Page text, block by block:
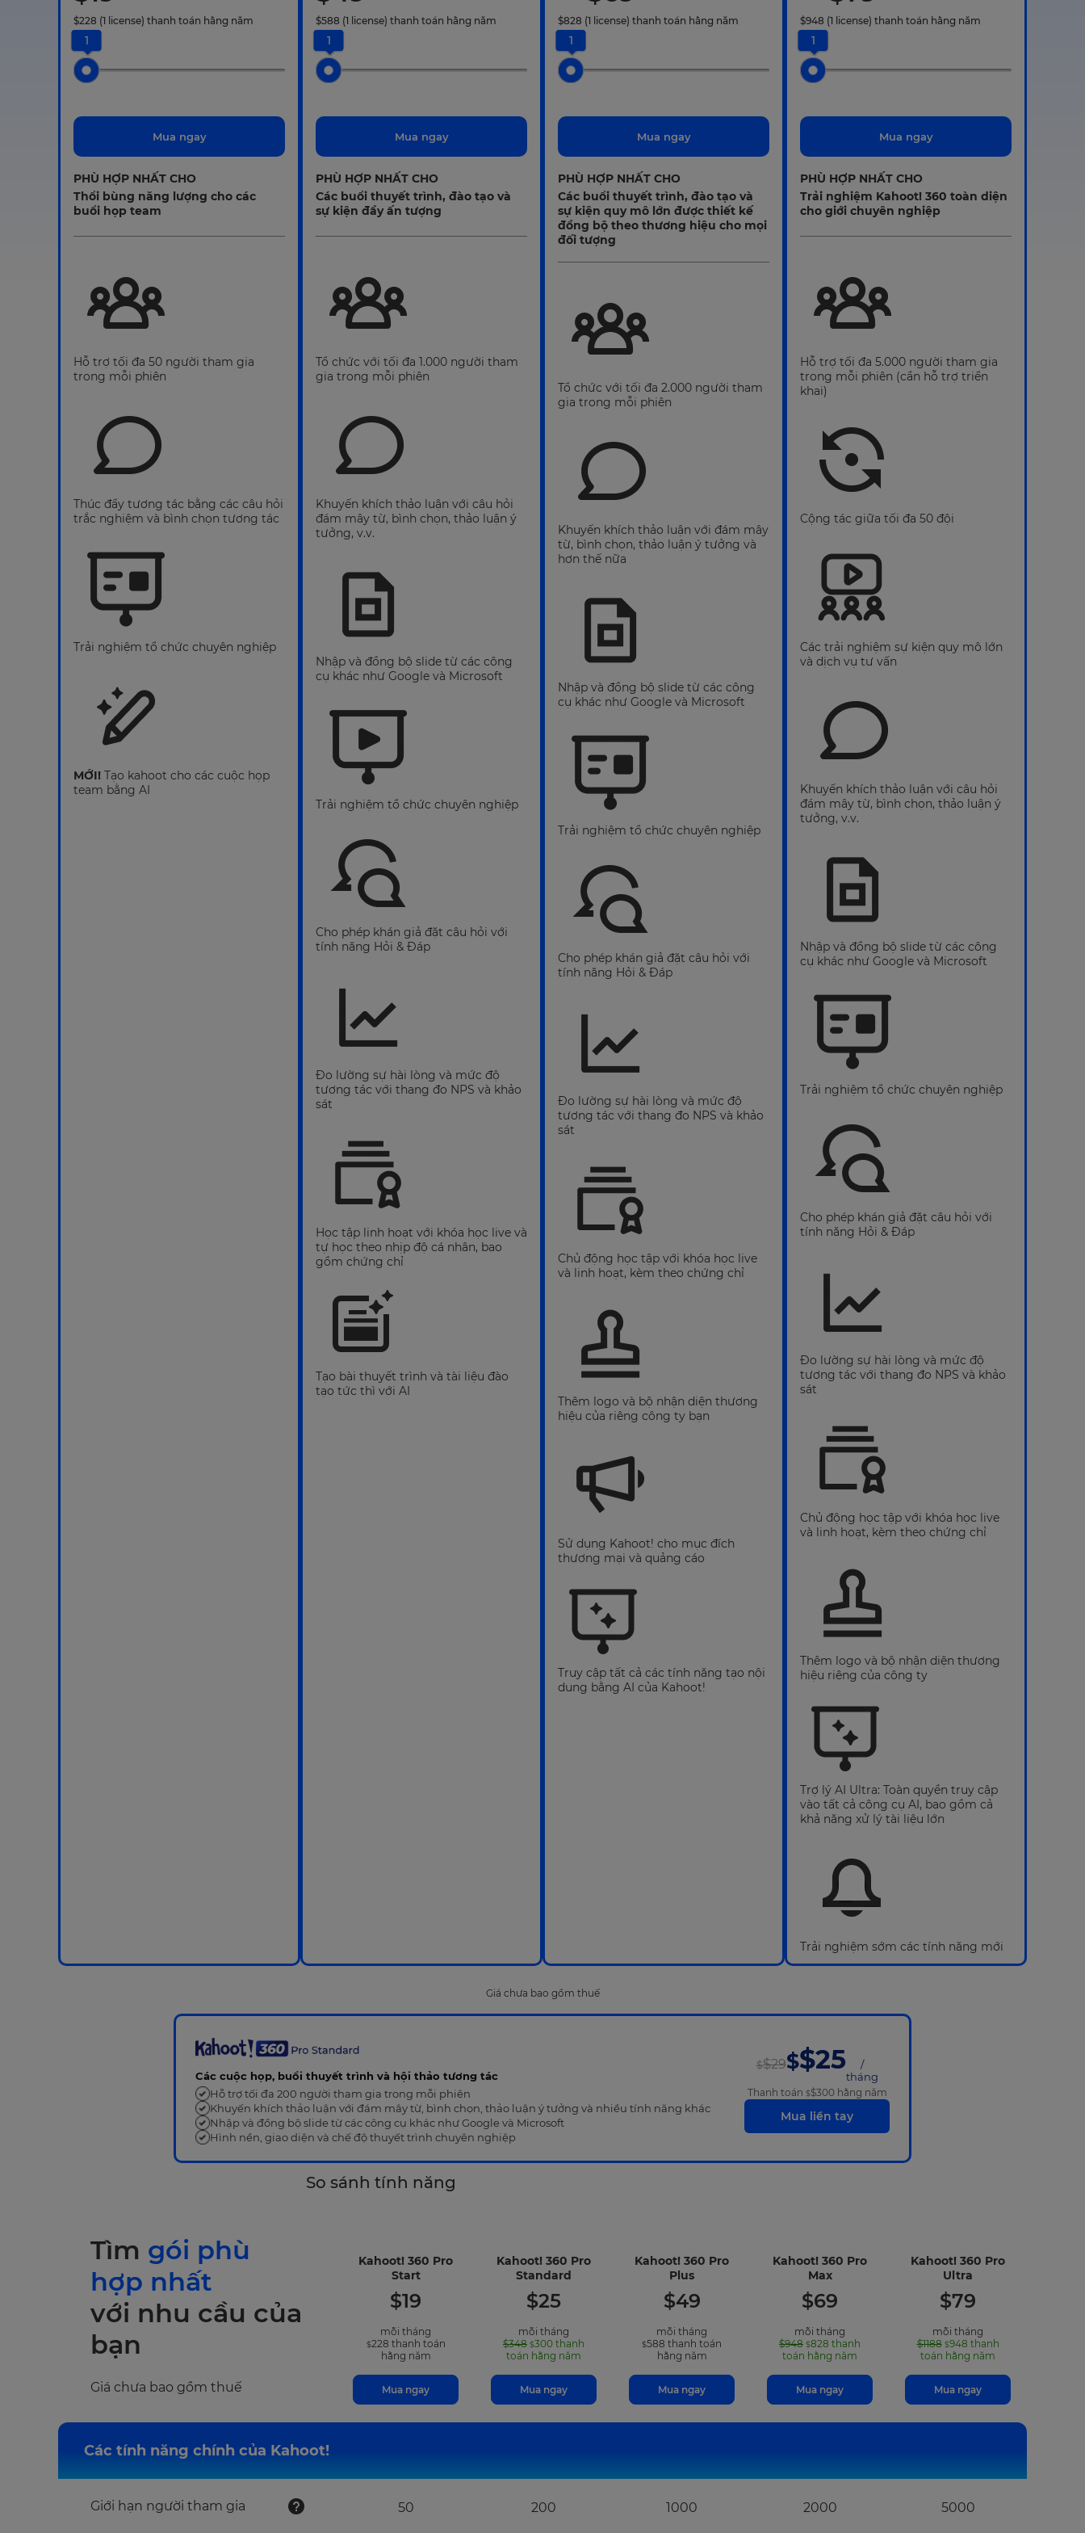
$228 (1 license) thanh toán hằng năm
1
Mua ngay
PHÙ HỢP NHẤT CHO
Thổi bùng năng lượng cho các
buổi họp team
Hỗ trợ tối đa 50 người tham gia
trong mỗi phiên
Thúc đẩy tương tác bằng các câu hỏi
trắc nghiệm và bình chọn tương tác
Trải nghiệm tổ chức chuyên nghiệp
MỚI! Tạo kahoot cho các cuộc họp
team bằng AI
$588 (1 license) thanh toán hằng năm
1
Mua ngay
PHÙ HỢP NHẤT CHO
Các buổi thuyết trình, đào tạo và
sự kiện đầy ấn tượng
Tổ chức với tối đa 1.000 người tham
gia trong mỗi phiên
Khuyến khích thảo luận với câu hỏi
đám mây từ, bình chọn, thảo luận ý
tưởng, v.v.
Nhập và đồng bộ slide từ các công
cụ khác như Google và Microsoft
Trải nghiệm tổ chức chuyên nghiệp
Cho phép khán giả đặt câu hỏi với
tính năng Hỏi & Đáp
Đo lường sự hài lòng và mức độ
tương tác với thang đo NPS và khảo
sát
Học tập linh hoạt với khóa học live và
tự học theo nhịp độ cá nhân, bao
gồm chứng chỉ
Tạo bài thuyết trình và tài liệu đào
tạo tức thì với AI
$828 (1 license) thanh toán hằng năm
1
Mua ngay
PHÙ HỢP NHẤT CHO
Các buổi thuyết trình, đào tạo và
sự kiện quy mô lớn được thiết kế
đồng bộ theo thương hiệu cho mọi
đối tượng
Tổ chức với tối đa 2.000 người tham
gia trong mỗi phiên
Khuyến khích thảo luận với đám mây
từ, bình chọn, thảo luận ý tưởng và
hơn thế nữa
Nhập và đồng bộ slide từ các công
cụ khác như Google và Microsoft
Trải nghiệm tổ chức chuyên nghiệp
Cho phép khán giả đặt câu hỏi với
tính năng Hỏi & Đáp
Đo lường sự hài lòng và mức độ
tương tác với thang đo NPS và khảo
sát
Chủ động học tập với khóa học live
và linh hoạt, kèm theo chứng chỉ
Thêm logo và bộ nhận diện thương
hiệu của riêng công ty bạn
Sử dụng Kahoot! cho mục đích
thương mại và quảng cáo
Truy cập tất cả các tính năng tạo nội
dung bằng AI của Kahoot!
$948 (1 license) thanh toán hằng năm
1
Mua ngay
PHÙ HỢP NHẤT CHO
Trải nghiệm Kahoot! 360 toàn diện
cho giới chuyên nghiệp
Hỗ trợ tối đa 5.000 người tham gia
trong mỗi phiên (cần hỗ trợ triển
khai)
Cộng tác giữa tối đa 50 đội
Các trải nghiệm sự kiện quy mô lớn
và dịch vụ tư vấn
Khuyến khích thảo luận với câu hỏi
đám mây từ, bình chọn, thảo luận ý
tưởng, v.v.
Nhập và đồng bộ slide từ các công
cụ khác như Google và Microsoft
Trải nghiệm tổ chức chuyên nghiệp
Cho phép khán giả đặt câu hỏi với
tính năng Hỏi & Đáp
Đo lường sự hài lòng và mức độ
tương tác với thang đo NPS và khảo
sát
Chủ động học tập với khóa học live
và linh hoạt, kèm theo chứng chỉ
Thêm logo và bộ nhận diện thương
hiệu riêng của công ty
Trợ lý AI Ultra: Toàn quyền truy cập
vào tất cả công cụ AI, bao gồm cả
khả năng xử lý tài liệu lớn
Trải nghiệm sớm các tính năng mới
Giá chưa bao gồm thuế
Các cuộc họp, buổi thuyết trình và hội thảo tương tác
Hỗ trợ tối đa 200 người tham gia trong mỗi phiên
Khuyến khích thảo luận với đám mây từ, bình chọn, thảo luận ý tưởng và nhiều tính năng khác
Nhập và đồng bộ slide từ các công cụ khác như Google và Microsoft
Hình nền, giao diện và chế độ thuyết trình chuyên nghiệp
$$29$$25
/
tháng
Thanh toán $$300hằng năm
Mua liền tay
So sánh tính năng
Tìm gói phù
hợp nhất
với nhu cầu của
bạn
Giá chưa bao gồm thuế
Kahoot! 360 Pro
Start-
features
$19
mỗi tháng
$228 thanh toán
hằng năm
Mua ngay
Kahoot! 360 Pro
Standard
$25
mỗi tháng
$348 $300 thanh
toán hằng năm
Mua ngay
Kahoot! 360 Pro
Plus-
features
$49
mỗi tháng
$588 thanh toán
hằng năm
Mua ngay
Kahoot! 360 Pro
Max-
features
$69
mỗi tháng
$948 $828 thanh
toán hằng năm
Mua ngay
Kahoot! 360 Pro
Ultra
features
$79
mỗi tháng
$1188 $948 thanh
toán hằng năm
Mua ngay
Các tính năng chính của Kahoot!
Giới hạn người tham gia 50 200 1000 2000 5000